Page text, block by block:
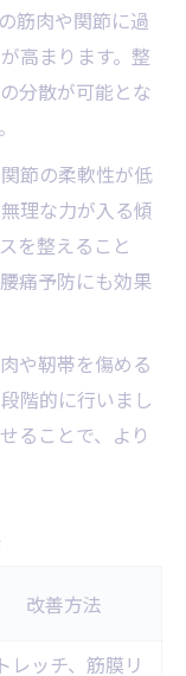
筋肉や関節に過
高まります。整
分散が可能とな
節の柔軟性が低
理な力が入る傾
を整えること
痛予防にも効果
や靭帯を傷める
階的に行いまし
ることで、より
改善方法
レッチ、筋膜リ